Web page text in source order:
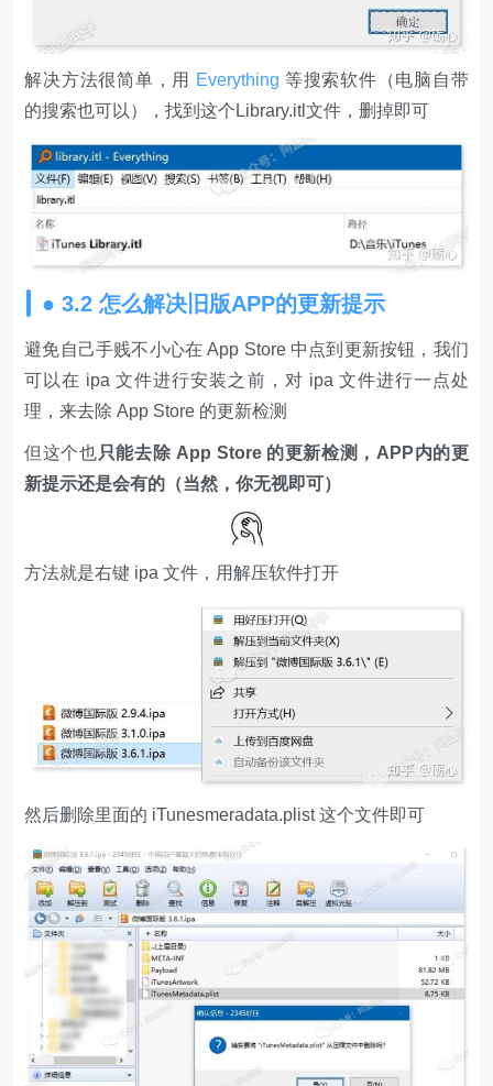
解决方法很简单，用 Everything 等搜索软件（电脑自带
的搜索也可以），找到这个Library.itl文件，删掉即可
● 3.2 怎么解决旧版APP的更新提示
避免自己手贱不小心在 App Store 中点到更新按钮，我们
可以在 ipa 文件进行安装之前，对 ipa 文件进行一点处
理，来去除 App Store 的更新检测
但这个也只能去除 App Store 的更新检测，APP内的更
新提示还是会有的（当然，你无视即可）
方法就是右键 ipa 文件，用解压软件打开
然后删除里面的 iTunesmeradata.plist 这个文件即可